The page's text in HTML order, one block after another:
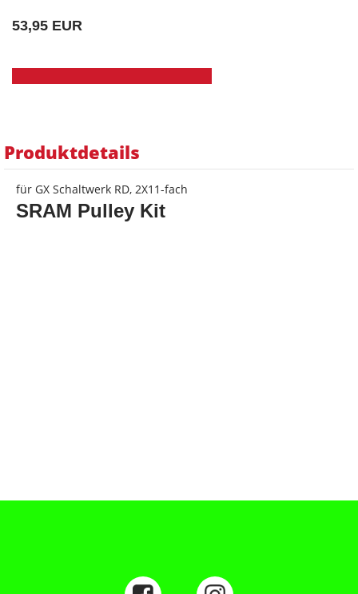
53,95 EUR
Produktdetails
für GX Schaltwerk RD, 2X11-fach
SRAM Pulley Kit